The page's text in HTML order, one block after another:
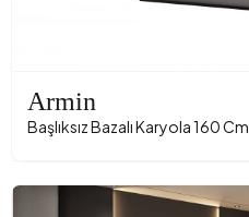
Armin
Başlıksız Bazalı Karyola 160 Cm